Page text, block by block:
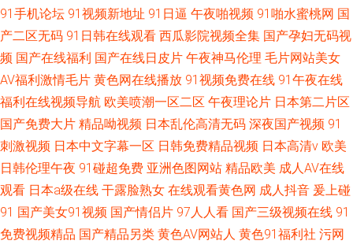
91手机论坛 91视频新地址 91日逼 午夜啪视频 91啪水蜜桃网 国
产二区无码 91日韩在线观看 西瓜影院视频全集 国产孕妇无码视
频 国产在线福利 国产在线日皮片 午夜神马伦理 毛片网站美女
AV福利激情毛片 黄色网在线播放 91视频免费在线 91午夜在线
福利在线视频导航 欧美喷潮一区二区 午夜理论片 日本第二片区
国产免费大片 精品呦视频 日本乱伦高清无码 深夜国产视频 91
刺激视频 日本中文字幕一区 日韩免费精品视频 日本高清v 欧美
日韩伦理午夜 91碰超免费 亚洲色图网站 精品欧美 成人AV在线
观看 日本a级在线 干露脸熟女 在线观看黄色网 成人抖音 爰上碰
91 国产美女91视频 国产情侣片 97人人看 国产三级视频在线 91
免费视频精品 国产精品另类 黄色AV网站人 黄色91福利社 污网